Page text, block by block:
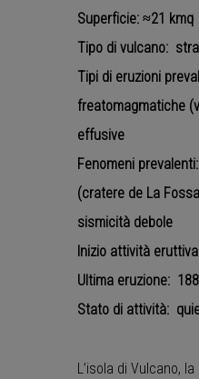
Superficie: ≈21 kmq
Tipo di vulcano:
Tipi di eruzioni
freatomagmatiche
effusive
Fenomeni
(cratere de La
sismicità debole
Inizio attività
Ultima eruzione:
Stato di attività:
L’isola di Vulcano,